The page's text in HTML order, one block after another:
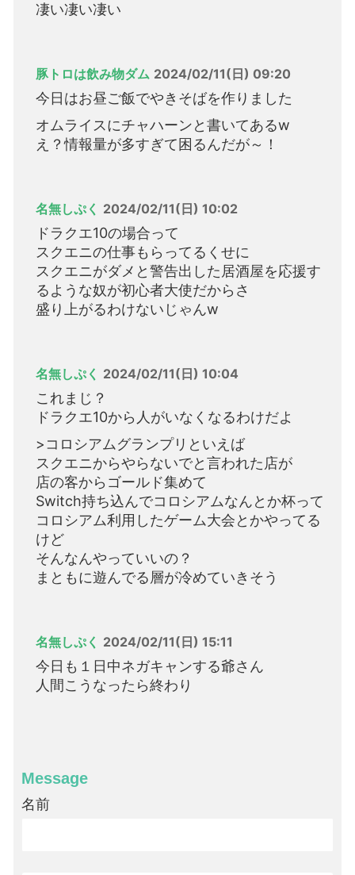
凄い凄い凄い
豚トロは飲み物ダム 2024/02/11(日) 09:20
今日はお昼ご飯でやきそばを作りました
オムライスにチャハーンと書いてあるw
え？情報量が多すぎて困るんだが～！
名無しぷく 2024/02/11(日) 10:02
ドラクエ10の場合って
スクエニの仕事もらってるくせに
スクエニがダメと警告出した居酒屋を応援す
るような奴が初心者大使だからさ
盛り上がるわけないじゃんw
名無しぷく 2024/02/11(日) 10:04
これまじ？
ドラクエ10から人がいなくなるわけだよ
>コロシアムグランプリといえば
スクエニからやらないでと言われた店が
店の客からゴールド集めて
Switch持ち込んでコロシアムなんとか杯って
コロシアム利用したゲーム大会とかやってる
けど
そんなんやっていいの？
まともに遊んでる層が冷めていきそう
名無しぷく 2024/02/11(日) 15:11
今日も１日中ネガキャンする爺さん
人間こうなったら終わり
Message
名前